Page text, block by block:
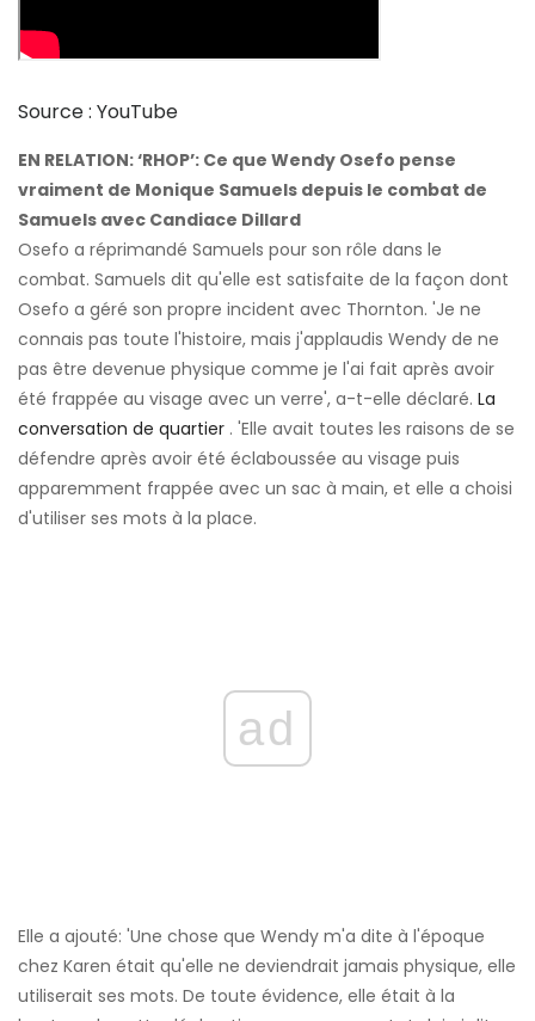
Source : YouTube
EN RELATION:‘RHOP’: Ce que Wendy Osefo pense
vraiment de Monique Samuels depuis le combat de
Samuels avec Candiace Dillard
Osefo a réprimandé Samuels pour son rôle dans le
combat. Samuels dit qu'elle est satisfaite de la façon dont
Osefo a géré son propre incident avec Thornton. 'Je ne
connais pas toute l'histoire, mais j'applaudis Wendy de ne
pas être devenue physique comme je l'ai fait après avoir
été frappée au visage avec un verre', a-t-elle déclaré. La
conversation de quartier . 'Elle avait toutes les raisons de se
défendre après avoir été éclaboussée au visage puis
apparemment frappée avec un sac à main, et elle a choisi
d'utiliser ses mots à la place.
ad
Elle a ajouté: 'Une chose que Wendy m'a dite à l'époque
chez Karen était qu'elle ne deviendrait jamais physique, elle
utiliserait ses mots. De toute évidence, elle était à la